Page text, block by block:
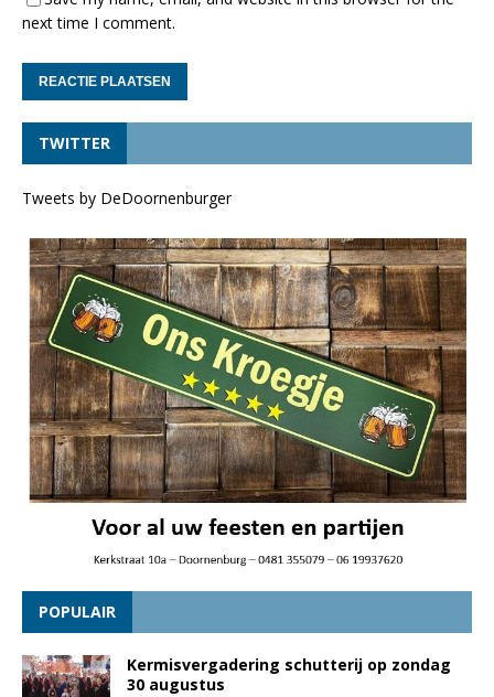
next time I comment.
TWITTER
Tweets by DeDoornenburger
POPULAIR
Kermisvergadering schutterij op zondag
30 augustus